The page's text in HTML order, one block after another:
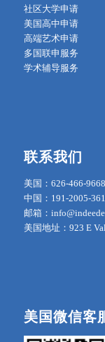
社区大学申请
美国高中申请
高端艺术申请
多国联申服务
学术辅导服务
联系我们
美国：626-466-9668
中国：191-2005-
邮箱：
美国地址：923 E
美国微信客